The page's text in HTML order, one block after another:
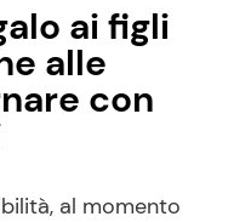
ai figli
alle
con
al momento